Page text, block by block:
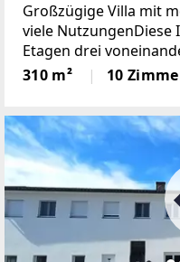
Großzügige Villa mit
viele
Etagen drei
Wohneinheiten –
oder für eine große
310 m² 10